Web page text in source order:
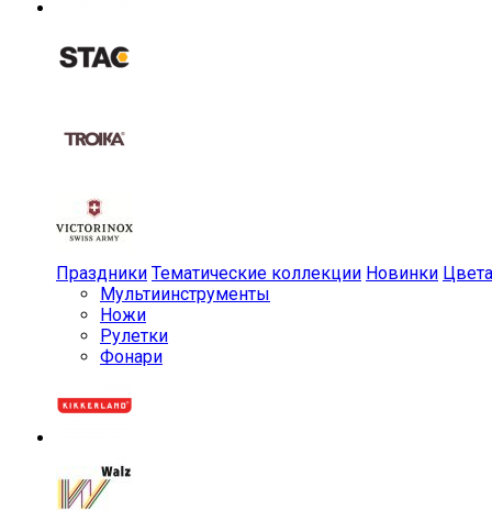
Праздники Тематические коллекции Новинки Цвета
Мульти­инструменты
Ножи
Рулетки
Фонари